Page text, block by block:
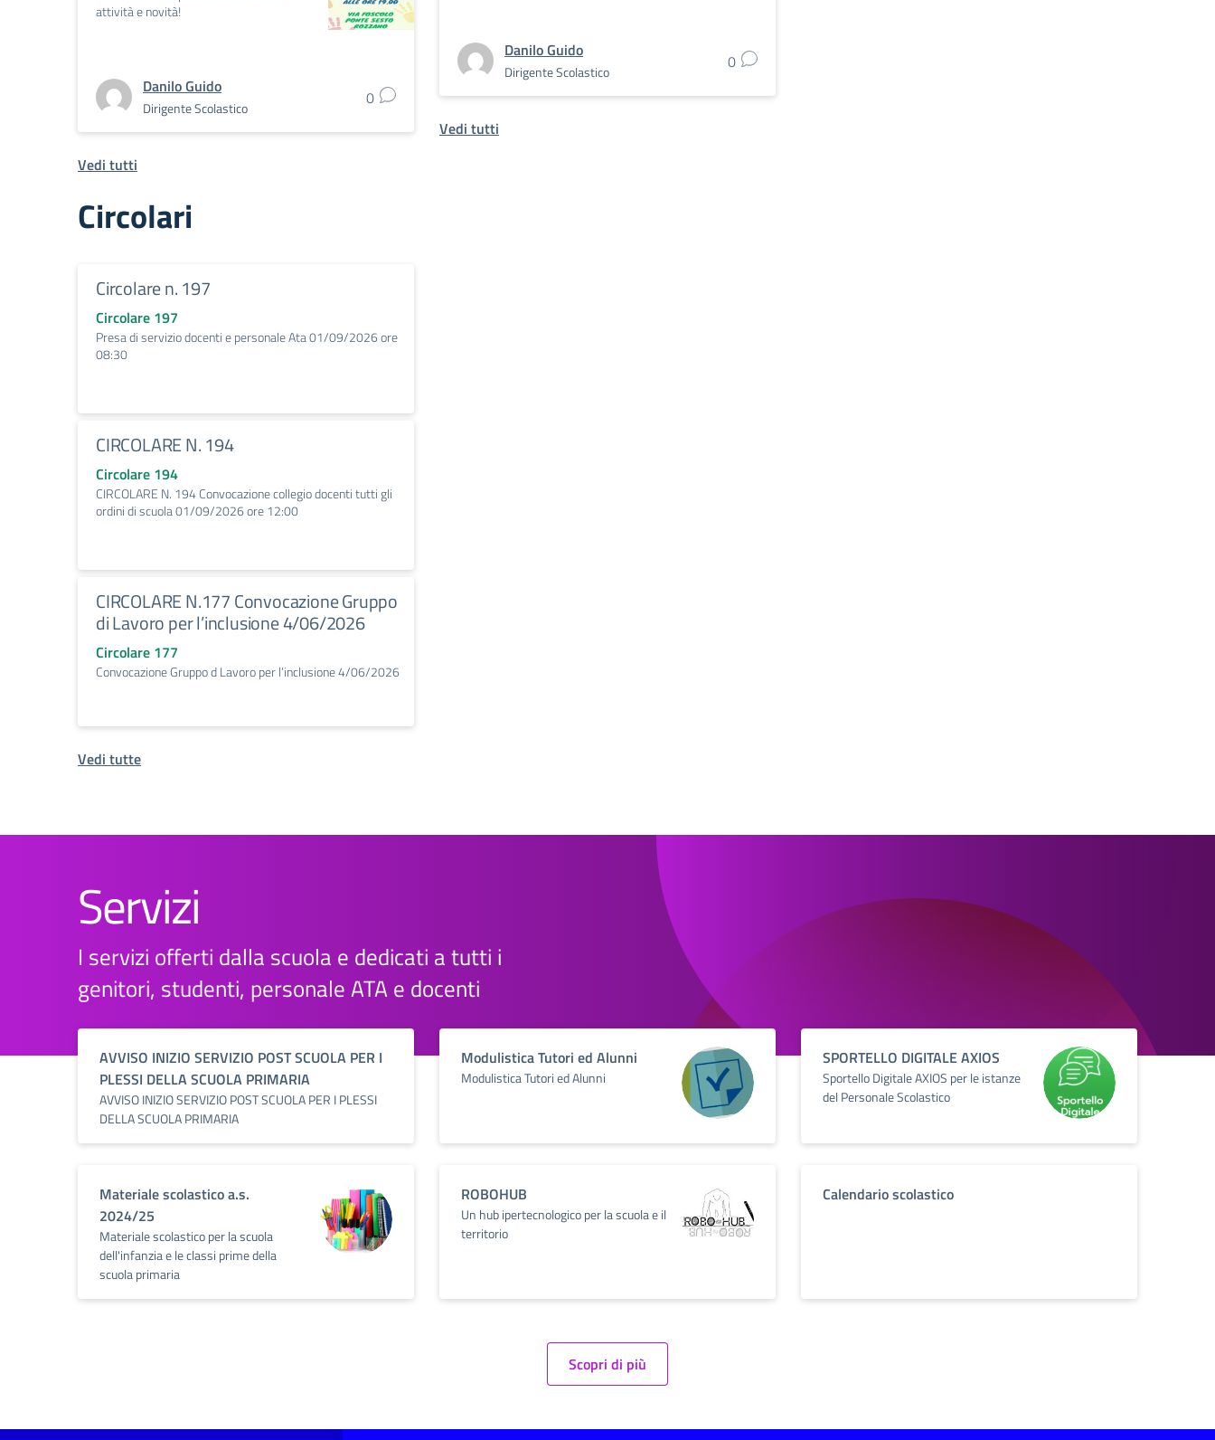
attività e novità!
Danilo Guido
Dirigente Scolastico 0
Vedi tutti
Danilo Guido
Dirigente Scolastico 0
Vedi tutti
Circolari
Circolare n. 197
Circolare 197
Presa di servizio docenti e personale Ata 01/09/2026 ore
08:30
CIRCOLARE N. 194
Circolare 194
CIRCOLARE N. 194 Convocazione collegio docenti tutti gli
ordini di scuola 01/09/2026 ore 12:00
CIRCOLARE N.177 Convocazione Gruppo
di Lavoro per l’inclusione 4/06/2026
Circolare 177
Convocazione Gruppo d Lavoro per l’inclusione 4/06/2026
Vedi tutte
Servizi
I servizi offerti dalla scuola e dedicati a tutti i
genitori, studenti, personale ATA e docenti
AVVISO INIZIO SERVIZIO POST SCUOLA PER I
PLESSI DELLA SCUOLA PRIMARIA
AVVISO INIZIO SERVIZIO POST SCUOLA PER I PLESSI
DELLA SCUOLA PRIMARIA
Modulistica Tutori ed Alunni
Modulistica Tutori ed Alunni
SPORTELLO DIGITALE AXIOS
Sportello Digitale AXIOS per le istanze
del Personale Scolastico
Materiale scolastico a.s.
2024/25
Materiale scolastico per la scuola
dell'infanzia e le classi prime della
scuola primaria
ROBOHUB
Un hub ipertecnologico per la scuola e il
territorio
Calendario scolastico
Scopri di più